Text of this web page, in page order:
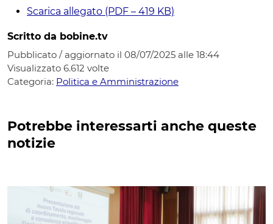
Scarica allegato (PDF – 419 KB)
Scritto da bobine.tv
Pubblicato / aggiornato il 08/07/2025 alle 18:44
Visualizzato 6.612 volte
Categoria: Politica e Amministrazione
Potrebbe interessarti anche queste
notizie